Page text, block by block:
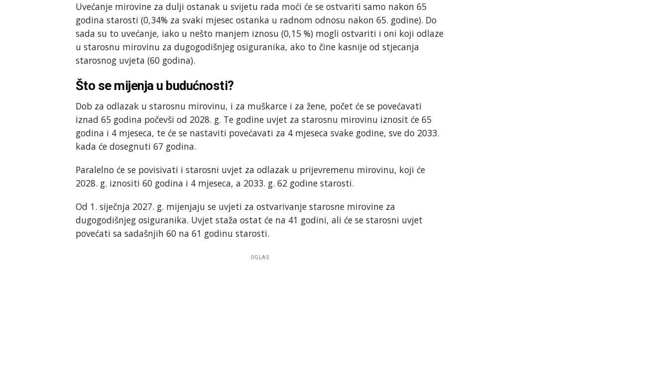
Uvećanje mirovine za dulji ostanak u svijetu rada moći će se ostvariti samo nakon 65
godina starosti (0,34% za svaki mjesec ostanka u radnom odnosu nakon 65. godine). Do
sada su to uvećanje, iako u nešto manjem iznosu (0,15 %) mogli ostvariti i oni koji odlaze
u starosnu mirovinu za dugogodišnjeg osiguranika, ako to čine kasnije od stjecanja
starosnog uvjeta (60 godina).
Što se mijenja u budućnosti?
Dob za odlazak u starosnu mirovinu, i za muškarce i za žene, počet će se povećavati
iznad 65 godina počevši od 2028. g. Te godine uvjet za starosnu mirovinu iznosit će 65
godina i 4 mjeseca, te će se nastaviti povećavati za 4 mjeseca svake godine, sve do 2033.
kada će dosegnuti 67 godina.
Paralelno će se povisivati i starosni uvjet za odlazak u prijevremenu mirovinu, koji će
2028. g. iznositi 60 godina i 4 mjeseca, a 2033. g. 62 godine starosti.
Od 1. siječnja 2027. g. mijenjaju se uvjeti za ostvarivanje starosne mirovine za
dugogodišnjeg osiguranika. Uvjet staža ostat će na 41 godini, ali će se starosni uvjet
povećati sa sadašnjih 60 na 61 godinu starosti.
OGLAS